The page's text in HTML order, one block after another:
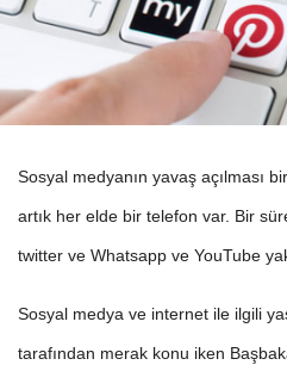
Sosyal medyanın yavaş açılması
artık her elde bir telefon var. Bir
twitter ve Whatsapp ve YouTube
Sosyal medya ve internet ile ilgili
tarafından merak konu iken